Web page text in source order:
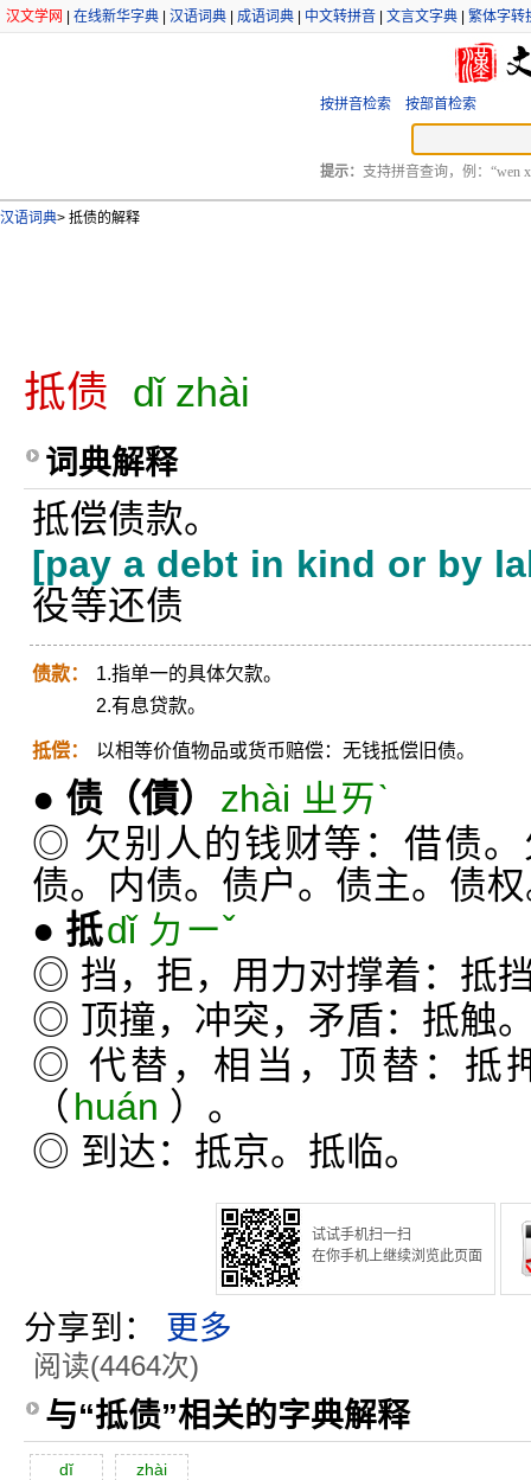
汉文学网 在线新华字典 汉语词典 成语词典 中文转拼音 文言文字典 繁体字转
按拼音检索 按部首检索
提示： 支持拼音查询，例：“wen
汉语词典> 抵债的解释
抵债 dǐ zhài
词典解释
抵偿债款。
[pay a debt in kind or by
役等还债
债款：
1.指单一的具体欠款。
2.有息贷款。
抵偿： 以相等价值物品或货币赔偿：无钱抵偿旧债。
● 债 （債）
zhài ㄓㄞˋ
◎ 欠别人的钱财等：借债
债。内债。债户。债主。债
● 抵dǐ ㄉㄧˇ
◎ 挡，拒，用力对撑着：抵
◎ 顶撞，冲突，矛盾：抵触
◎ 代替，相当，顶替：抵
（ huán ）。
◎ 到达：抵京。抵临。
试试手机扫一扫
在你手机上继续浏览此页面
分享到： 更多
阅读(4464次)
与“抵债”相关的字典解释
dĭ zhài